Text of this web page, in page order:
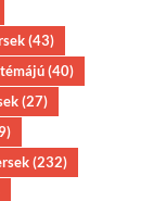
(43)
(40)
(27)
(232)